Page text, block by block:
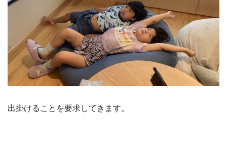
出掛けることを要求してきます。